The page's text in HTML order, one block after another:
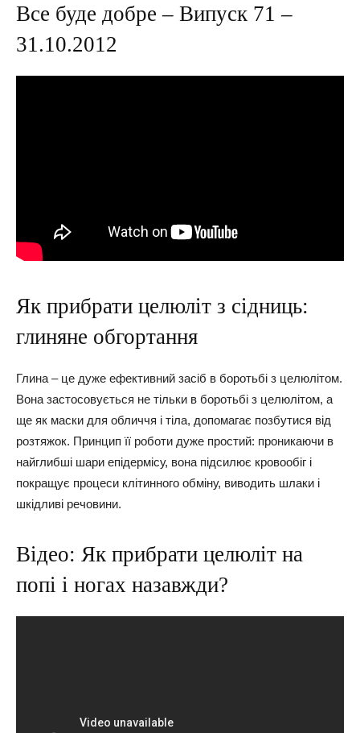
Все буде добре – Випуск 71 –
31.10.2012
Як прибрати целюліт з сідниць:
глиняне обгортання
Глина – це дуже ефективний засіб в боротьбі з целюлітом.
Вона застосовується не тільки в боротьбі з целюлітом, а
ще як маски для обличчя і тіла, допомагає позбутися від
розтяжок. Принцип її роботи дуже простий: проникаючи в
найглибші шари епідермісу, вона підсилює кровообіг і
покращує процеси клітинного обміну, виводить шлаки і
шкідливі речовини.
Відео: Як прибрати целюліт на
попі і ногах назавжди?